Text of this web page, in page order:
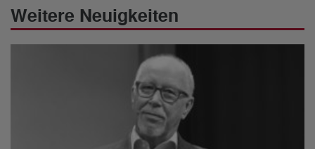
Weitere Neuigkeiten